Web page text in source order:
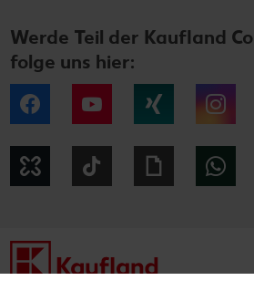
Werde Teil der Kaufland
folge uns hier:
Facebook YouTube
Kununu Giphy